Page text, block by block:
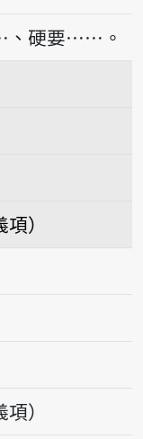
硬要……。
）
）